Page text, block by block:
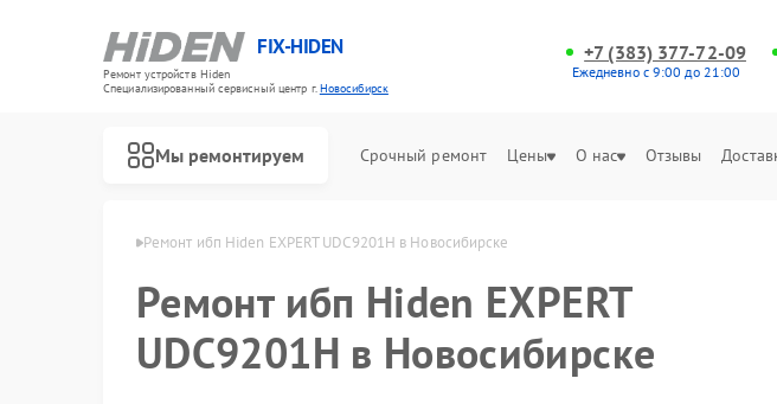
FIX-HIDEN
Ремонт устройств Hiden
Специализированный cервисный центр г.Новосибирск
+7 (383) 377-72-09
Ежедневно с 9:00 до 21:00
Мы ремонтируем Срочный ремонт Цены О нас Отзывы
Ремонт ибп Hiden EXPERT UDC9201H в Новосибирске
Ремонт ибп Hiden EXPERT
UDC9201H в Новосибирске